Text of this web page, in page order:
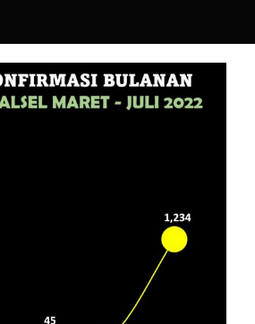
Konfirmasi Bulanan
Juli 1234 Warga